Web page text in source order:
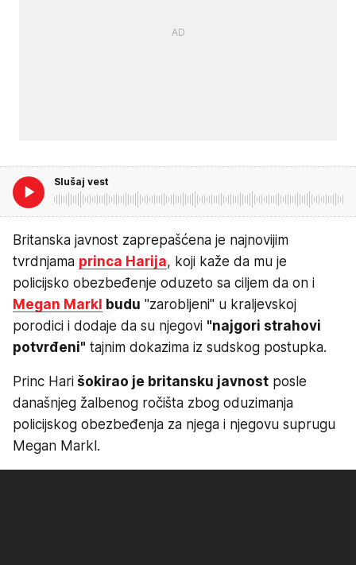
Slušaj vest
Britanska javnost zaprepašćena je najnovijim
tvrdnjama princa Harija, koji kaže da mu je
policijsko obezbeđenje oduzeto sa ciljem da on i
Megan Markl budu "zarobljeni" u kraljevskoj
porodici i dodaje da su njegovi "najgori strahovi
potvrđeni" tajnim dokazima iz sudskog postupka.
Princ Hari šokirao je britansku javnost posle
današnjeg žalbenog ročišta zbog oduzimanja
policijskog obezbeđenja za njega i njegovu suprugu
Megan Markl.